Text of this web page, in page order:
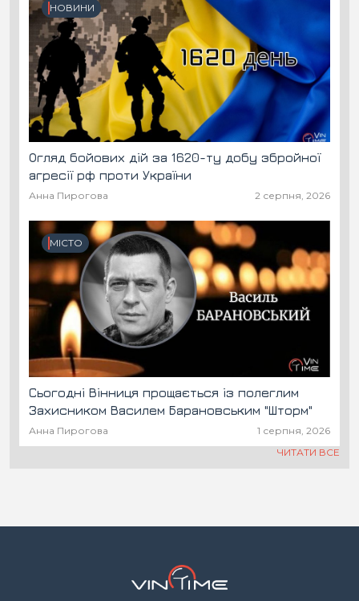
НОВИНИ
Огляд бойових дій за 1620-ту добу збройної
агресії рф проти України
Анна Пирогова 2 серпня, 2026
МІСТО
Сьогодні Вінниця прощається із полеглим
Захисником Василем Барановським "Шторм"
Анна Пирогова
1 серпня, 2026
ЧИТАТИ ВСЕ